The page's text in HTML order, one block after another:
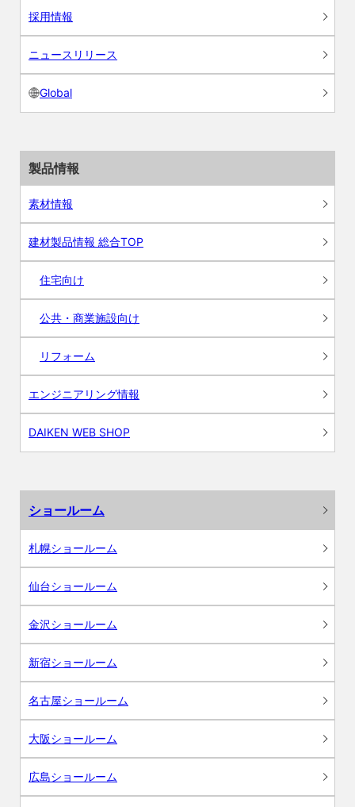
採用情報
ニュースリリース
Global
製品情報
素材情報
建材製品情報 総合TOP
住宅向け
公共・商業施設向け
リフォーム
エンジニアリング情報
DAIKEN WEB SHOP
ショールーム
札幌ショールーム
仙台ショールーム
金沢ショールーム
新宿ショールーム
名古屋ショールーム
大阪ショールーム
広島ショールーム